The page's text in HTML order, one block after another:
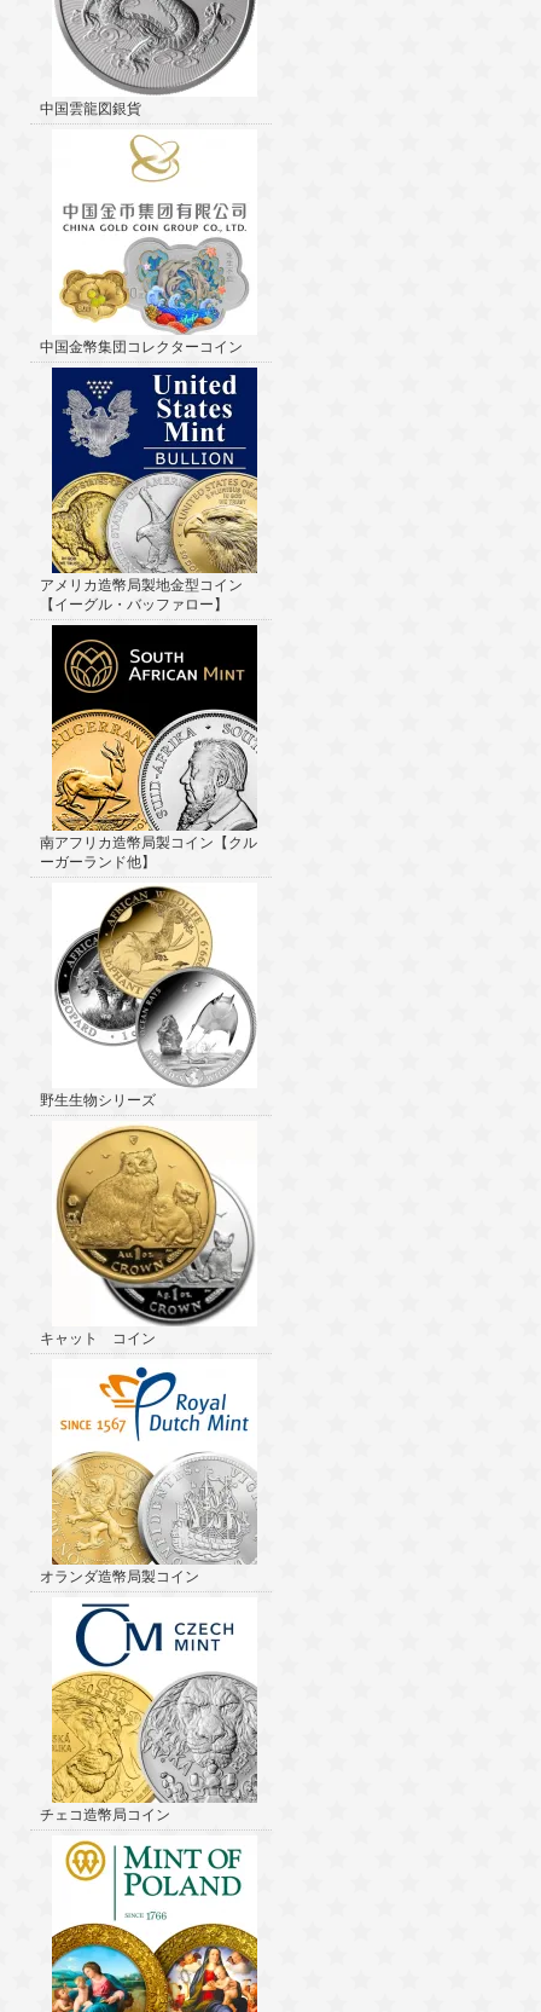
中国雲龍図銀貨
中国金幣集団コレクターコイン
アメリカ造幣局製地金型コイン
【イーグル・バッファロー】
南アフリカ造幣局製コイン【クル
ーガーランド他】
野生生物シリーズ
キャット コイン
オランダ造幣局製コイン
チェコ造幣局コイン